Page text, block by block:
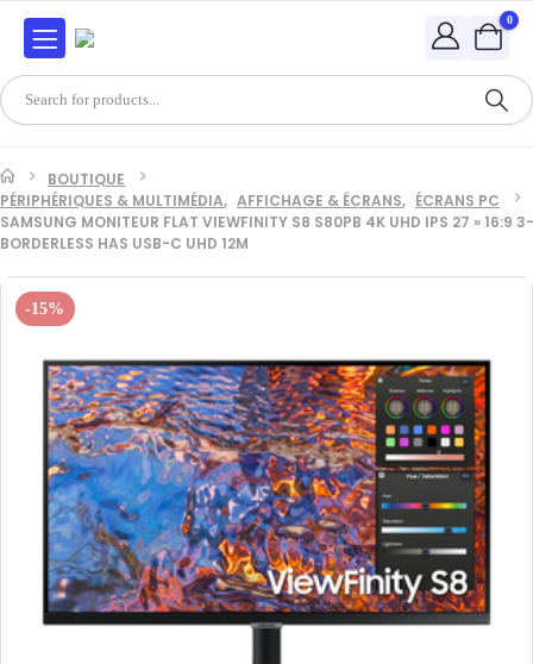
0
BOUTIQUE
PÉRIPHÉRIQUES & MULTIMÉDIA, AFFICHAGE & ÉCRANS, ÉCRANS PC
SAMSUNG MONITEUR FLAT VIEWFINITY S8 S80PB 4K UHD IPS 27 » 16:9 3-
BORDERLESS HAS USB-C UHD 12M
-15%